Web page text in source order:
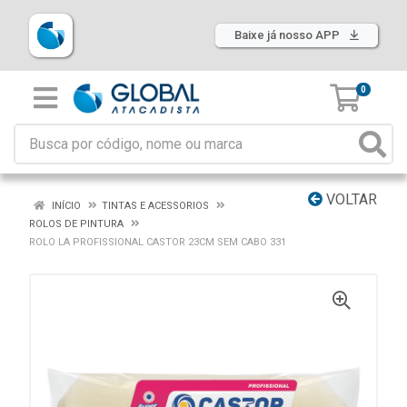
Baixe já nosso APP
0
VOLTAR
INÍCIO
TINTAS E ACESSORIOS
ROLOS DE PINTURA
ROLO LA PROFISSIONAL CASTOR 23CM SEM CABO 331